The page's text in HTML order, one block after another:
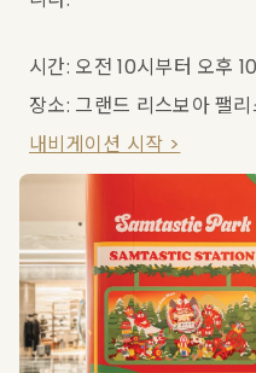
시간: 오전 10시부터 오후
장소: 그랜드 리스보아 팰
내비게이션 시작 >